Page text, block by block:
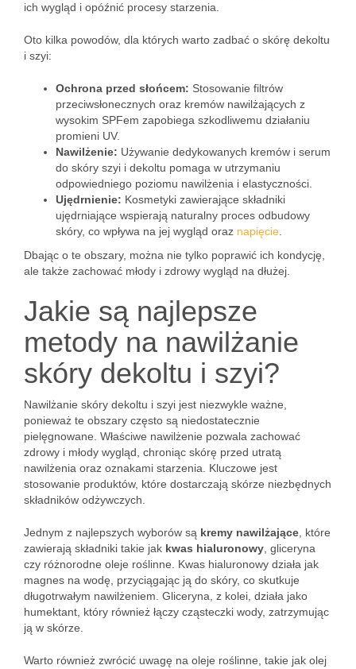
ich wygląd i opóźnić procesy starzenia.
Oto kilka powodów, dla których warto zadbać o skórę dekoltu
i szyi:
Ochrona przed słońcem: Stosowanie filtrów
przeciwsłonecznych oraz kremów nawilżających z
wysokim SPFem zapobiega szkodliwemu działaniu
promieni UV.
Nawilżenie: Używanie dedykowanych kremów i serum
do skóry szyi i dekoltu pomaga w utrzymaniu
odpowiedniego poziomu nawilżenia i elastyczności.
Ujędrnienie: Kosmetyki zawierające składniki
ujędrniające wspierają naturalny proces odbudowy
skóry, co wpływa na jej wygląd oraz napięcie
Dbając o te obszary, można nie tylko poprawić ich kondycję,
ale także zachować młody i zdrowy wygląd na dłużej.
Jakie są najlepsze
metody na nawilżanie
skóry dekoltu i szyi?
Nawilżanie skóry dekoltu i szyi jest niezwykle ważne,
ponieważ te obszary często są niedostatecznie
pielęgnowane. Właściwe nawilżenie pozwala zachować
zdrowy i młody wygląd, chroniąc skórę przed utratą
nawilżenia oraz oznakami starzenia. Kluczowe jest
stosowanie produktów, które dostarczają skórze niezbędnych
składników odżywczych.
Jednym z najlepszych wyborów są kremy nawilżające , które
zawierają składniki takie jak kwas hialuronowy , gliceryna
czy różnorodne oleje roślinne. Kwas hialuronowy działa jak
magnes na wodę, przyciągając ją do skóry, co skutkuje
długotrwałym nawilżeniem. Gliceryna, z kolei, działa jako
humektant, który również łączy cząsteczki wody, zatrzymując
ją w skórze.
Warto również zwrócić uwagę na oleje roślinne, takie jak olej